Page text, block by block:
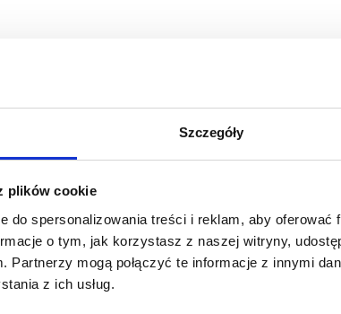
Szczegóły
plików cookie
do spersonalizowania treści i reklam, aby oferować
o tym, jak korzystasz z naszej witryny,
Partnerzy mogą połączyć te informacje z innymi
z ich usług.